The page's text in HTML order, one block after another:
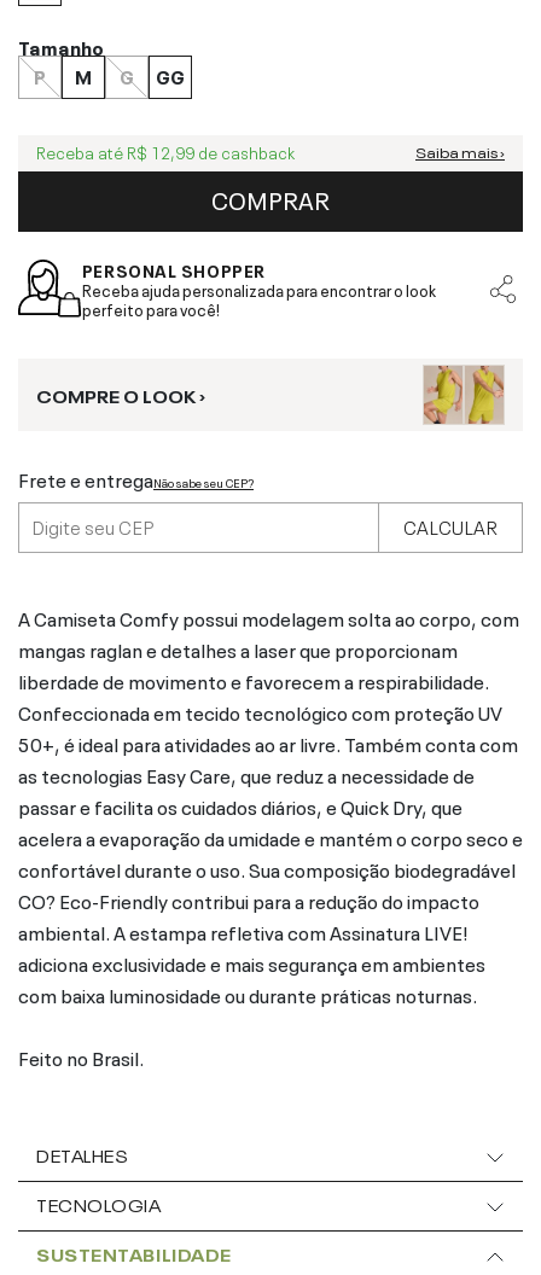
Tamanho
P
M G GG
Receba até R$ 12,99 de cashback Saiba mais ›
COMPRAR
PERSONAL SHOPPER
Receba ajuda personalizada para encontrar o look
perfeito para você!
COMPRE O LOOK ›
Frete e entregaNão sabe seu CEP?
CALCULAR
A Camiseta Comfy possui modelagem solta ao corpo, com
mangas raglan e detalhes a laser que proporcionam
liberdade de movimento e favorecem a respirabilidade.
Confeccionada em tecido tecnológico com proteção UV
50+, é ideal para atividades ao ar livre. Também conta com
as tecnologias Easy Care, que reduz a necessidade de
passar e facilita os cuidados diários, e Quick Dry, que
acelera a evaporação da umidade e mantém o corpo seco e
confortável durante o uso. Sua composição biodegradável
CO? Eco-Friendly contribui para a redução do impacto
ambiental. A estampa refletiva com Assinatura LIVE!
adiciona exclusividade e mais segurança em ambientes
com baixa luminosidade ou durante práticas noturnas.
Feito no Brasil.
DETALHES
TECNOLOGIA
SUSTENTABILIDADE